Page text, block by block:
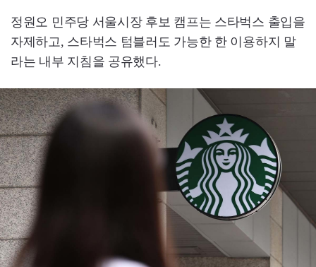
정원오 민주당 서울시장 후보 캠프는 스타벅스 출입을
자제하고, 스타벅스 텀블러도 가능한 한 이용하지 말
라는 내부 지침을 공유했다.